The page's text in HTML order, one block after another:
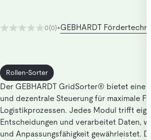
0(0)•GEBHARDT
Rollen-Sorter
Der GEBHARDT GridSorter® bietet eine
und dezentrale Steuerung für maximale
Logistikprozessen. Jedes Modul trifft
Entscheidungen und verarbeitet Daten,
und Anpassungsfähigkeit gewährleistet.